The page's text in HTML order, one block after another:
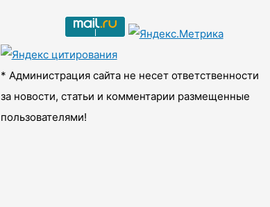
ы
* Администрация сайта не несет ответственности
за новости, статьи и комментарии размещенные
пользователями!